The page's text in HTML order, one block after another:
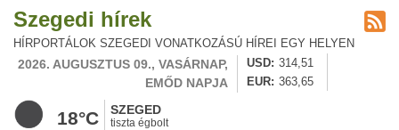
Szegedi hírek
HÍRPORTÁLOK SZEGEDI VONATKOZÁSÚ HÍREI EGY HELYEN
2026. AUGUSZTUS 09., VASÁRNAP,
EMŐD NAPJA
USD
314,51
EUR
363,65
18°C SZEGED
tiszta égbolt